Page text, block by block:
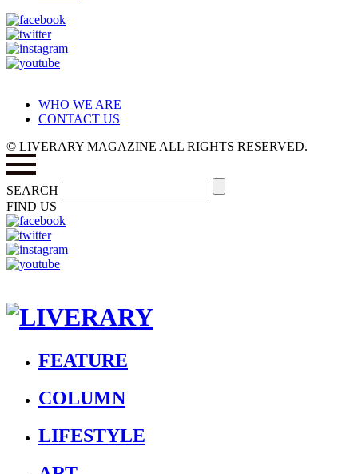
WHO WE ARE
CONTACT US
© LIVERARY MAGAZINE ALL RIGHTS RESERVED.
SEARCH
FIND US
FEATURE
COLUMN
LIFESTYLE